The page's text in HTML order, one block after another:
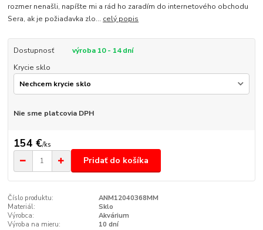
rozmer nenašli, napíšte mi a rád ho zaradím do internetového obchodu
Sera, ak je požiadavka zlo... celý popis
Dostupnosť
výroba 10 - 14 dní
Krycie sklo
Nie sme platcovia DPH
154 €/ks
Pridať do košíka
Číslo produktu:
ANM12040368MM
Materiál:
Sklo
Výrobca:
Akvárium
Výroba na mieru:
10 dní